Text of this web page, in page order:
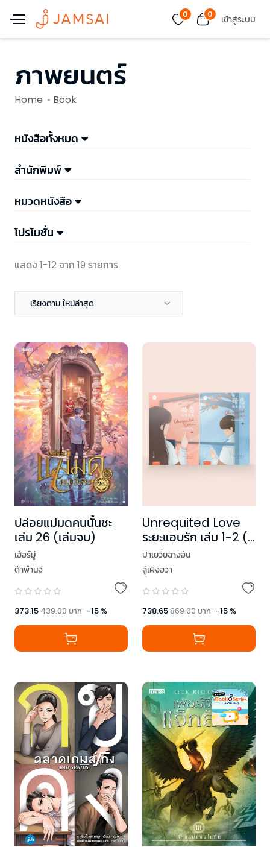
0 0 เข้าสู่ระบบ
ภาพยนตร์
Home Book
หนังสือทั้งหมด
สำนักพิมพ์
หมวดหนังสือ
โปรโมชั่น
แสดง 1-12 จาก 19 รายการ
เรียงตาม ใหม่ล่าสุด
ปล่อยแม่มดคนนั้นซะ
เล่ม 26 (เล่มจบ)
เอ้อร์มู่
ต้าพ๋านจี
373.15439.00บาท -15 %
Unrequited Love
ระยะแอบรัก เล่ม 1-2 (2
เล่มจบ)
ปาเยวี่ยฉางอัน
ลู่เผิ่งฮวา
738.65869.00บาท -15 %